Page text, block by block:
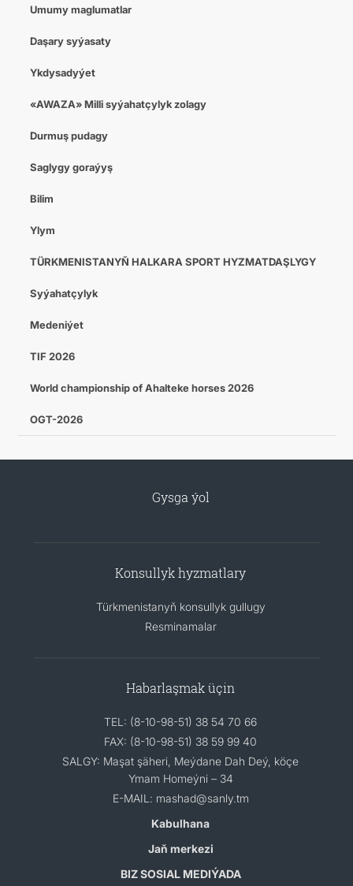
Umumy maglumatlar
Daşary syýasaty
Ykdysadyýet
«AWAZA» Milli syýahatçylyk zolagy
Durmuş pudagy
Saglygy goraýyş
Bilim
Ylym
TÜRKMENISTANYŇ HALKARA SPORT HYZMATDAŞLYGY
Syýahatçylyk
Medeniýet
TIF 2026
World championship of Ahalteke horses 2026
OGT-2026
Gysga ýol
Konsullyk hyzmatlary
Türkmenistanyň konsullyk gullugy
Resminamalar
Habarlaşmak üçin
TEL: (8-10-98-51) 38 54 70 66
FAX: (8-10-98-51) 38 59 99 40
SALGY: Maşat şäheri, Meýdane Dah Deý, köçe
Ymam Homeýni – 34
E-MAIL: mashad@sanly.tm
Kabulhana
Jaň merkezi
BIZ SOSIAL MEDIÝADA